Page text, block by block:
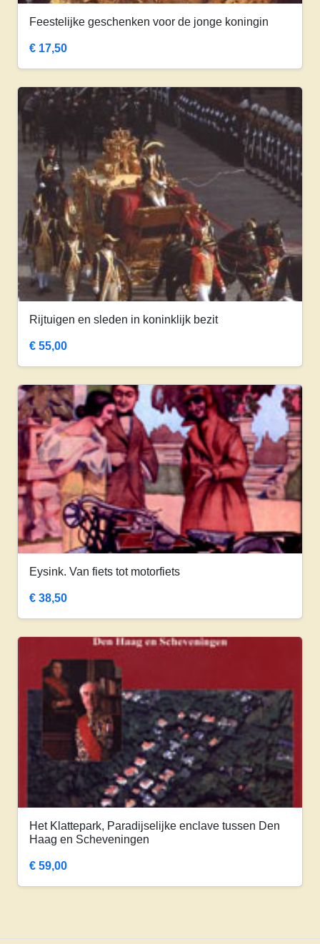
Feestelijke geschenken voor de jonge koningin
€ 17,50
Rijtuigen en sleden in koninklijk bezit
€ 55,00
Eysink. Van fiets tot motorfiets
€ 38,50
Het Klattepark, Paradijselijke enclave tussen Den
Haag en Scheveningen
€ 59,00